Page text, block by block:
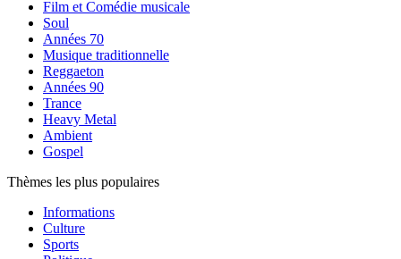
Film et Comédie musicale
Soul
Années 70
Musique traditionnelle
Reggaeton
Années 90
Trance
Heavy Metal
Ambient
Gospel
Thèmes les plus populaires
Informations
Culture
Sports